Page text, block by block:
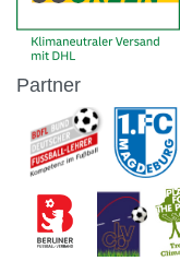
Partner